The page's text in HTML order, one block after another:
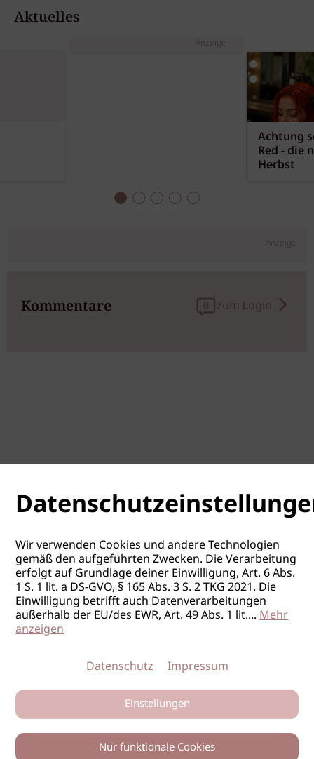
Aktuelles
Anzeige
Achtung
Red - die
Herbst
Anzeige
Kommentare 0 zum Login
Wir verwenden Cookies und andere Technologien
gemäß den aufgeführten Zwecken. Die Verarbeitung
erfolgt auf Grundlage deiner Einwilligung, Art. 6 Abs.
1 S. 1 lit. a DS-GVO, § 165 Abs. 3 S. 2 TKG 2021. Die
Einwilligung betrifft auch Datenverarbeitungen
außerhalb der EU/des EWR, Art. 49 Abs. 1 lit....Mehr
anzeigen
Datenschutz Impressum
Einstellungen
Nur funktionale Cookies